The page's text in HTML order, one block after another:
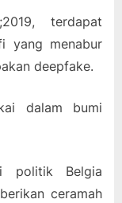
terdapat
yang menabur
deepfake.
dalam bumi
politik Belgia
ceramah